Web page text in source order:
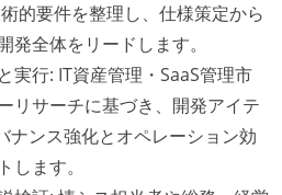
的要件を整理し、仕様策定から
発全体をリードします。
実行: IT資産管理・SaaS管理市
リサーチに基づき、開発アイテ
ナンス強化とオペレーション効
ます。